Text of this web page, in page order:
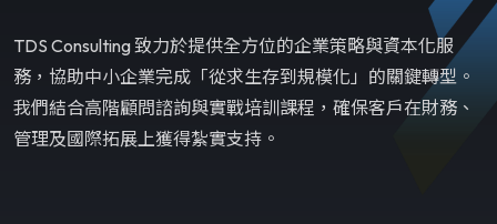
TDS Consulting 致力於提供全方位的企業策略與資本化服
務，協助中小企業完成「從求生存到規模化」的關鍵轉型。
我們結合高階顧問諮詢與實戰培訓課程，確保客戶在財務、
管理及國際拓展上獲得紮實支持。